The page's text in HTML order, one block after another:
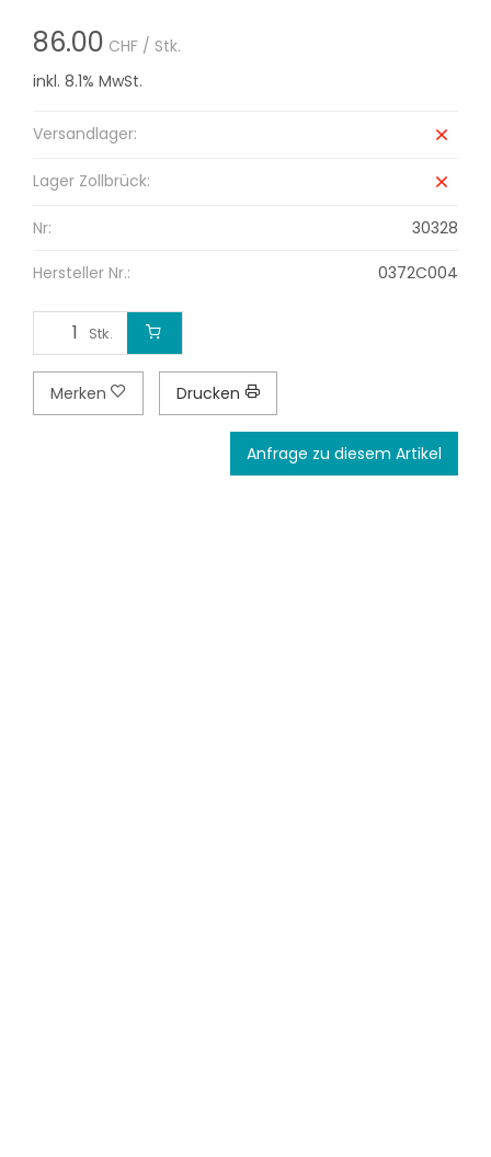
86.00 CHF / Stk.
inkl. 8.1% MwSt.
Versandlager:
Lager Zollbrück:
Nr: 30328
Hersteller Nr.: 0372C004
Stk.
Merken Drucken
Anfrage zu diesem Artikel